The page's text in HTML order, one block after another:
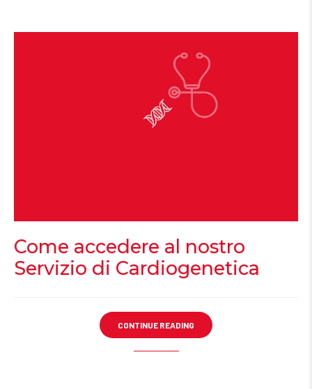
Come accedere al nostro
Servizio di Cardiogenetica
CONTINUE READING